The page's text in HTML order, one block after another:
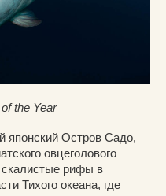
the Year
японский Остров Садо,
овцеголового
скалистые рифы в
Тихого океана, где